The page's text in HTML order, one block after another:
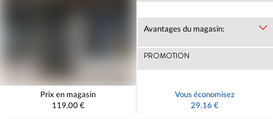
Avantages du magasin:
PROMOTION
Prix en magasin
119.00 €
Vous économisez
29.16 €